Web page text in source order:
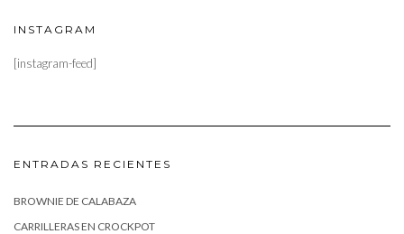
INSTAGRAM
[instagram-feed]
ENTRADAS RECIENTES
BROWNIE DE CALABAZA
CARRILLERAS EN CROCKPOT